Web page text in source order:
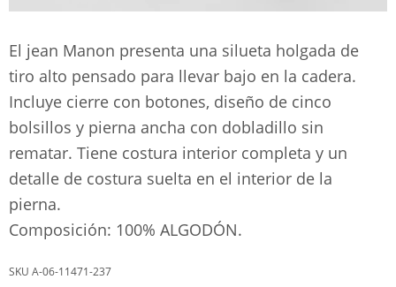
El jean Manon presenta una silueta holgada de
tiro alto pensado para llevar bajo en la cadera.
Incluye cierre con botones, diseño de cinco
bolsillos y pierna ancha con dobladillo sin
rematar. Tiene costura interior completa y un
detalle de costura suelta en el interior de la
pierna.
Composición: 100% ALGODÓN.
A-06-11471-237